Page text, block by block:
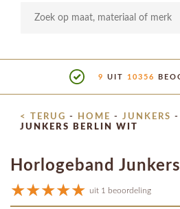
10356 BEOORDELINGEN
< TERUG - HOME - JUNKERS -
JUNKERS BERLIN WIT
Horlogeband
uit 1 beoordeling